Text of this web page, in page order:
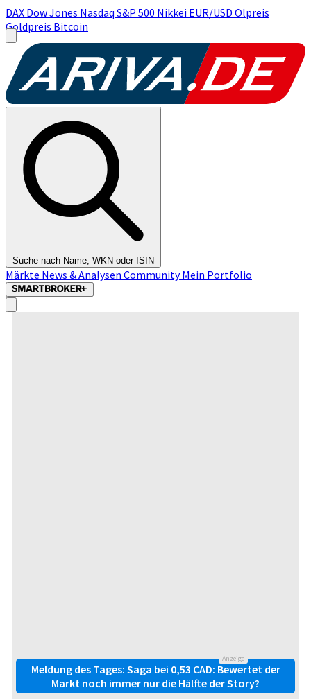
DAX Dow Jones Nasdaq S&P 500 Nikkei EUR/USD Ölpreis
Goldpreis Bitcoin
Suche nach Name, WKN oder ISIN
Märkte News & Analysen CommunityMein Portfolio
Anzeige
Meldung des Tages: Saga bei 0,53 CAD: Bewertet der
Markt noch immer nur die Hälfte der Story?